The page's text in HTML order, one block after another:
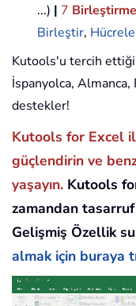
...) | 7
Birleştir,
Kutools'u tercih
İspanyolca, Almanca,
destekler!
Kutools for Excel
güçlendirin ve
yaşayın. Kutools
zamandan
Gelişmiş Özellik
almak için buraya